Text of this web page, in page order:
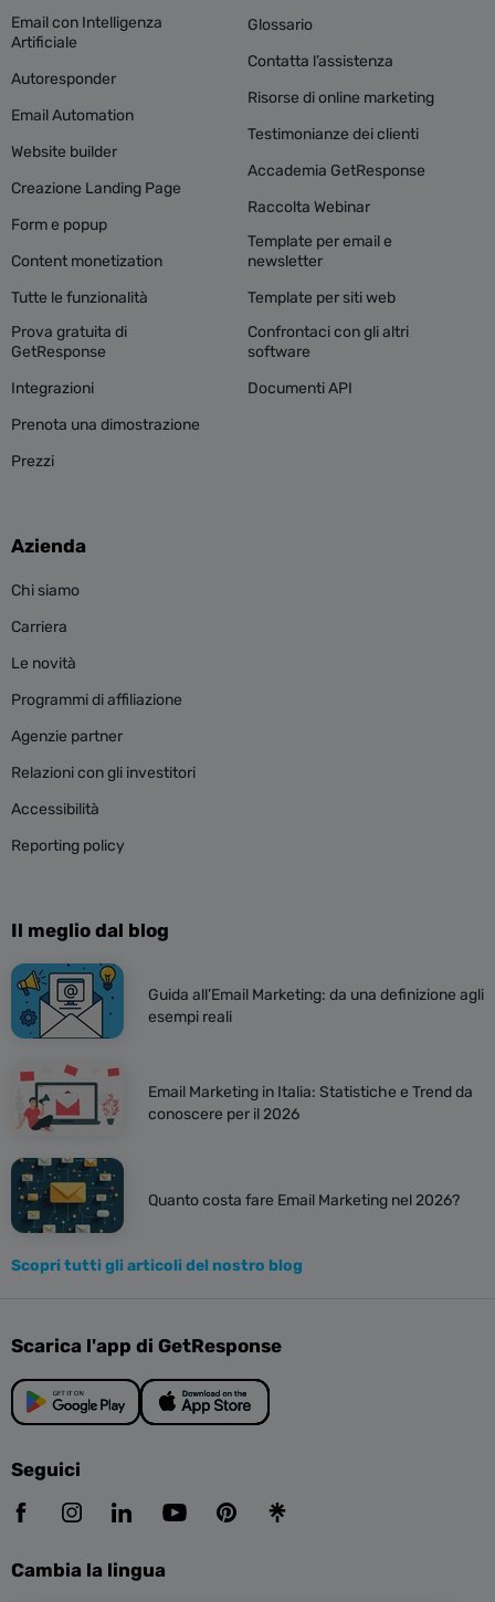
Email con Intelligenza
Artificiale
Autoresponder
Email Automation
Website builder
Creazione Landing Page
Form e popup
Content monetization
Tutte le funzionalità
Prova gratuita di
GetResponse
Integrazioni
Prenota una dimostrazione
Prezzi
Glossario
Contatta l’assistenza
Risorse di online marketing
Testimonianze dei clienti
Accademia GetResponse
Raccolta Webinar
Template per email e
newsletter
Template per siti web
Confrontaci con gli altri
software
Documenti API
Azienda
Chi siamo
Carriera
Le novità
Programmi di affiliazione
Agenzie partner
Relazioni con gli investitori
Accessibilità
Reporting policy
Il meglio dal blog
Guida all’Email Marketing: da una definizione agli
esempi reali
Email Marketing in Italia: Statistiche e Trend da
conoscere per il 2026
Quanto costa fare Email Marketing nel 2026?
Scopri tutti gli articoli del nostro blog
Scarica l'app di GetResponse
Seguici
Cambia la lingua